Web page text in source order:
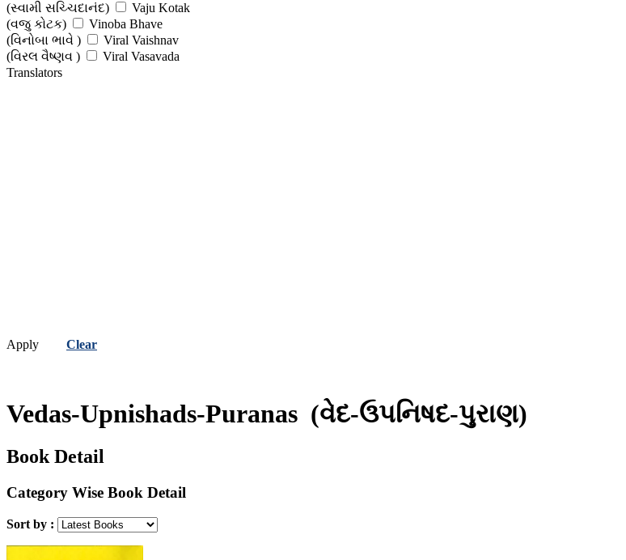
(સ્વામી સચ્ચિદાનંદ)
Vaju Kotak
(વજુ કોટક)
Vinoba Bhave
(વિનોબા ભાવે )
Viral Vaishnav
(વિરલ વૈષ્ણવ )
Viral Vasavada
(વિરલ વસાવડા )
Translators
Apply Clear
Vedas-Upnishads-Puranas (વેદ-ઉપનિષદ-પુરાણ)
Book Detail
Category Wise Book Detail
Sort by :